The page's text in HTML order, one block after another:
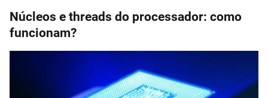
Núcleos e threads do processador: como
funcionam?